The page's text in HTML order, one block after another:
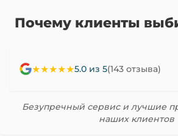
Почему клиенты
★★★★★5.0 из 5(143 отзыва)
Безупречный сервис и лучшие
наших клиентов